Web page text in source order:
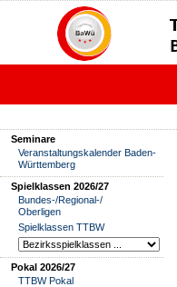
Seminare
Veranstaltungskalender Baden-
Württemberg
Spielklassen 2026/27
Bundes-/Regional-/
Oberligen
Spielklassen TTBW
Pokal 2026/27
TTBW Pokal